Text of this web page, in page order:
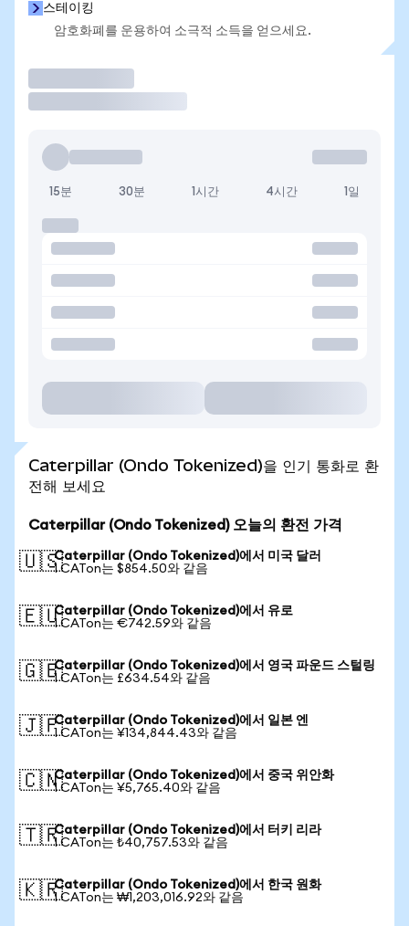
스테이킹
암호화폐를 운용하여 소극적 소득을 얻으세요.
15분 30분 1시간 4시간 1일
Caterpillar (Ondo Tokenized)을 인기 통화로 환
전해 보세요
Caterpillar (Ondo Tokenized) 오늘의 환전 가격
🇺🇸Caterpillar (Ondo Tokenized)에서 미국 달러
1 CATon는 $854.50와 같음
🇪🇺Caterpillar (Ondo Tokenized)에서 유로
1 CATon는 €742.59와 같음
🇬🇧Caterpillar (Ondo Tokenized)에서 영국 파운드 스털링
1 CATon는 £634.54와 같음
🇯🇵Caterpillar (Ondo Tokenized)에서 일본 엔
1 CATon는 ¥134,844.43와 같음
🇨🇳Caterpillar (Ondo Tokenized)에서 중국 위안화
1 CATon는 ¥5,765.40와 같음
🇹🇷Caterpillar (Ondo Tokenized)에서 터키 리라
1 CATon는 ₺40,757.53와 같음
🇰🇷Caterpillar (Ondo Tokenized)에서 한국 원화
1 CATon는 ₩1,203,016.92와 같음